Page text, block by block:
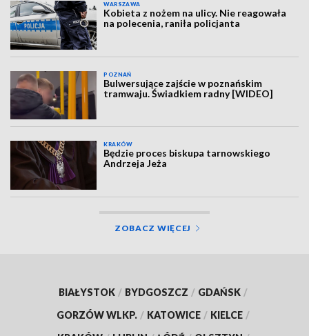
WARSZAWA
Kobieta z nożem na ulicy. Nie reagowała
na polecenia, raniła policjanta
POZNAŃ
Bulwersujące zajście w poznańskim
tramwaju. Świadkiem radny [WIDEO]
KRAKÓW
Będzie proces biskupa tarnowskiego
Andrzeja Jeża
ZOBACZ WIĘCEJ
BIAŁYSTOK / BYDGOSZCZ / GDAŃSK /
GORZÓW WLKP. / KATOWICE / KIELCE /